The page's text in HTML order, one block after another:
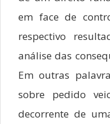
em face de
respectivo
análise das
Em outras
sobre pedido
decorrente de